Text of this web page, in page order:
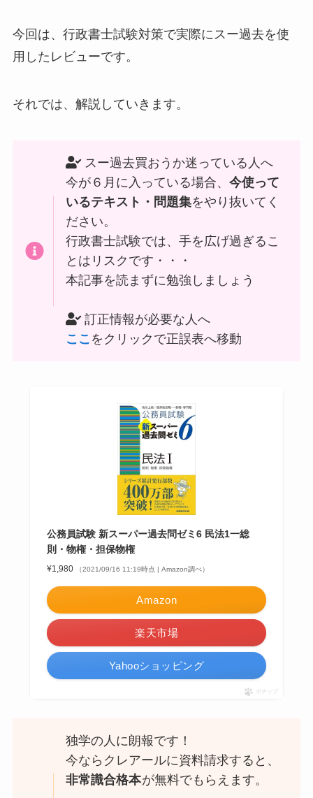
今回は、行政書士試験対策で実際にスー過去を使
用したレビューです。
それでは、解説していきます。
スー過去買おうか迷っている人へ
今が６月に入っている場合、今使って
いるテキスト・問題集をやり抜いてく
ださい。
行政書士試験では、手を広げ過ぎるこ
とはリスクです・・・
本記事を読まずに勉強しましょう
訂正情報が必要な人へ
ここ をクリックで正誤表へ移動
公務員試験 新スーパー過去問ゼミ6 民法1一総
則・物権・担保物権
¥1,980 （2021/09/16 11:19時点 | Amazon調べ）
Amazon
楽天市場
Yahooショッピング
ポチップ
独学の人に朗報です！
今ならクレアールに資料請求すると、
非常識合格本が無料でもらえます。